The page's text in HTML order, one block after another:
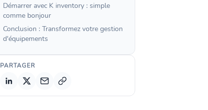
Démarrer avec K inventory : simple
comme bonjour
Conclusion : Transformez votre gestion
d'équipements
PARTAGER
Copier le lien